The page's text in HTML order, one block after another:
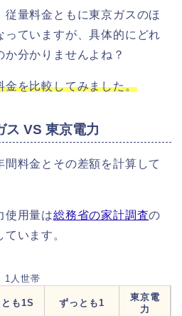
従量料金ともに東京ガスのほ
っていますが、具体的にどれ
か分かりませんよね？
金を比較してみました。
ス VS 東京電力
料金とその差額を計算して
使用量は総務省の家計調査の
います。
1人世帯
も1S ずっとも1
東京電
力